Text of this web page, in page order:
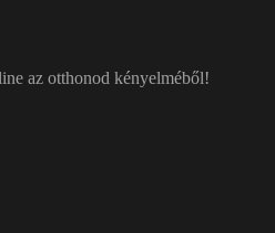
az otthonod kényelméből!